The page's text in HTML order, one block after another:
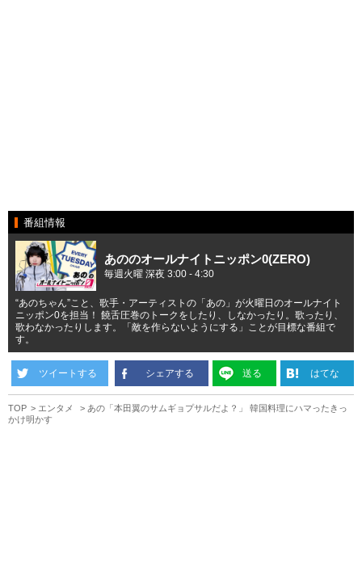
番組情報
あののオールナイトニッポン0(ZERO)
毎週火曜 深夜 3:00 - 4:30
“あのちゃん”こと、歌手・アーティストの「あの」が火曜日のオールナイト
ニッポン0を担当！ 饒舌圧巻のトークをしたり、しなかったり。歌ったり、
歌わなかったりします。「敵を作らないようにする」ことが目標な番組で
す。
ツイートする シェアする 送る はてな
TOP エンタメ
あの「本田翼のサムギョプサルだよ？」 韓国料理にハマったきっ
かけ明かす